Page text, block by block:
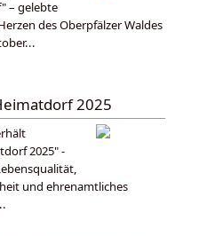
– gelebte
des Oberpfälzer Waldes
2025
2025" -
und ehrenamtliches